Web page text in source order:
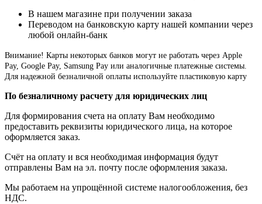
В нашем магазине при получении заказа
Переводом на банковскую карту нашей компании через
любой онлайн-банк
Внимание! Карты некоторых банков могут не работать через Apple
Pay, Google Pay, Samsung Pay или аналогичные платежные системы.
Для надежной безналичной оплаты используйте пластиковую карту
По безналичному расчету для юридических лиц
Для формирования счета на оплату Вам необходимо
предоставить реквизиты юридического лица, на которое
оформляется заказ.
Счёт на оплату и вся необходимая информация будут
отправлены Вам на эл. почту после оформления заказа.
Мы работаем на упрощённой системе налогообложения, без
НДС.